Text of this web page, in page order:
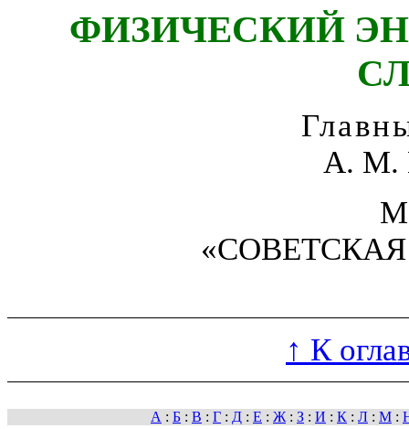
ФИЗИЧЕСКИЙ
А. М.
↑ К
А : Б : В : Г : Д : Е : Ж : З : И : К : Л : М :